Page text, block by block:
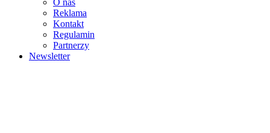
O nas
Reklama
Kontakt
Regulamin
Partnerzy
Newsletter